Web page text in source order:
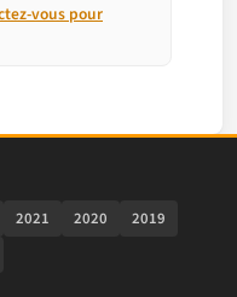
vous pour
2021 2020
2019